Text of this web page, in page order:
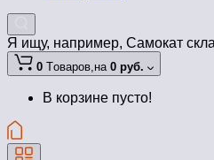
Я ищу, например, Самокат
0 Tоваров,на 0 руб.
В корзине пусто!